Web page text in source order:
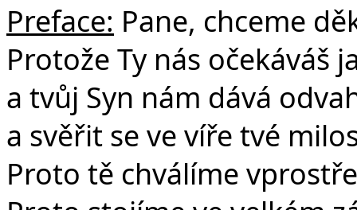
Preface: Pane, chceme
Protože Ty nás očekáváš
a tvůj Syn nám dává
a svěřit se ve víře tvé
Proto tě chválíme